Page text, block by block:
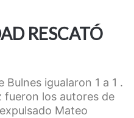
RESCATÓ
igualaron 1 a 1 .
fueron los autores de
Mateo